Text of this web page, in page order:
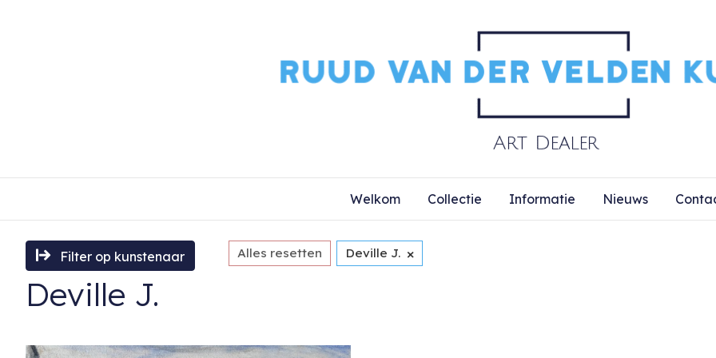
Welkom Collectie Informatie Nieuws
Filter op kunstenaar Alles resetten Deville J. ×
Deville J.